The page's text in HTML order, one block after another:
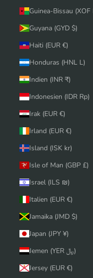
Guinea-Bissau (XOF
Guyana (GYD $)
Haiti (EUR €)
Honduras (HNL L)
Indien (INR ₹)
Indonesien (IDR Rp)
Irak (EUR €)
Irland (EUR €)
Island (ISK kr)
Isle of Man (GBP £)
Israel (ILS ₪)
Italien (EUR €)
Jamaika (JMD $)
Japan (JPY ¥)
Jemen (YER ﷼)
Jersey (EUR €)